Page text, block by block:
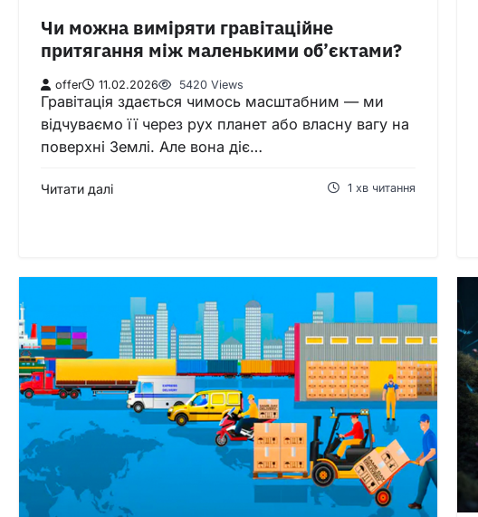
Чи можна виміряти гравітаційне
притягання між маленькими об’єктами?
offer 11.02.2026 5420 Views
Гравітація здається чимось масштабним — ми
відчуваємо її через рух планет або власну вагу на
поверхні Землі. Але вона діє…
Читати далі 1 хв читання